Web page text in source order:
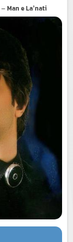
– Man e La’nati